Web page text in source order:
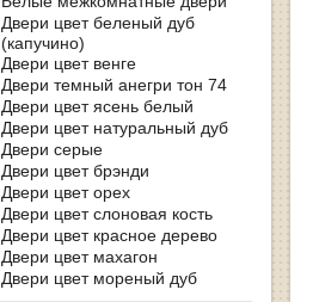
Двери цвет беленый дуб
(капучино)
Двери цвет венге
Двери темный анегри тон 74
Двери цвет ясень белый
Двери цвет натуральный дуб
Двери серые
Двери цвет брэнди
Двери цвет орех
Двери цвет слоновая кость
Двери цвет красное дерево
Двери цвет махагон
Двери цвет мореный дуб